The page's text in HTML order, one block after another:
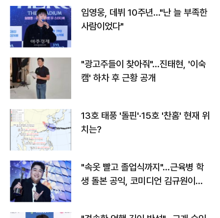
임영웅, 데뷔 10주년…"난 늘 부족한
사람이었다"
"광고주들이 찾아줘"…진태현, '이숙
캠' 하차 후 근황 공개
13호 태풍 '돌핀'·15호 '찬홈' 현재 위
치는?
"속옷 빨고 졸업식까지"…근육병 학
생 돌본 공익, 코미디언 김규원이었